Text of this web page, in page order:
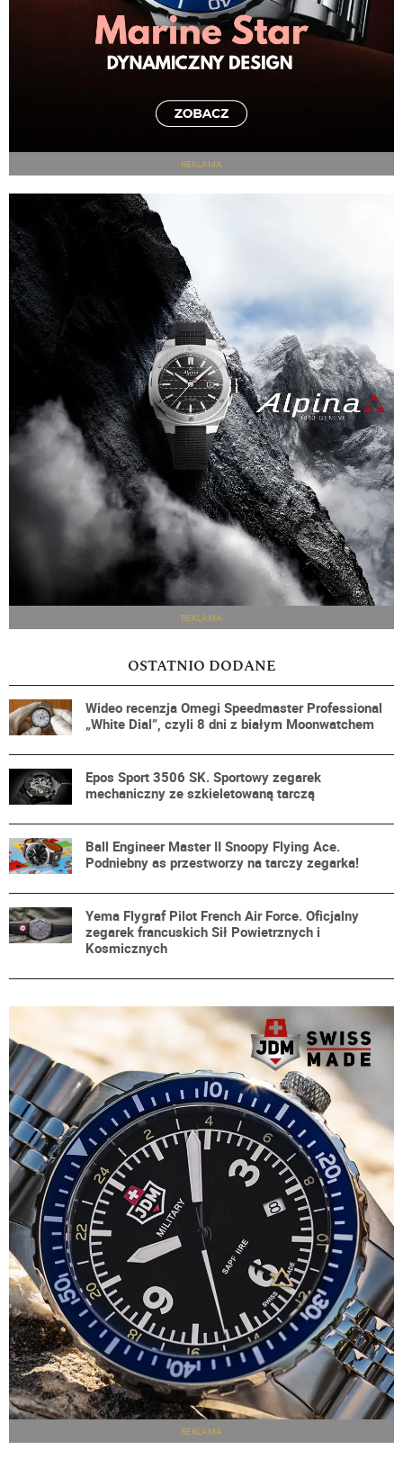
REKLAMA
REKLAMA
OSTATNIO DODANE
Wideo recenzja Omegi Speedmaster Professional
„White Dial”, czyli 8 dni z białym Moonwatchem
Epos Sport 3506 SK. Sportowy zegarek
mechaniczny ze szkieletowaną tarczą
Ball Engineer Master II Snoopy Flying Ace.
Podniebny as przestworzy na tarczy zegarka!
Yema Flygraf Pilot French Air Force. Oficjalny
zegarek francuskich Sił Powietrznych i
Kosmicznych
REKLAMA